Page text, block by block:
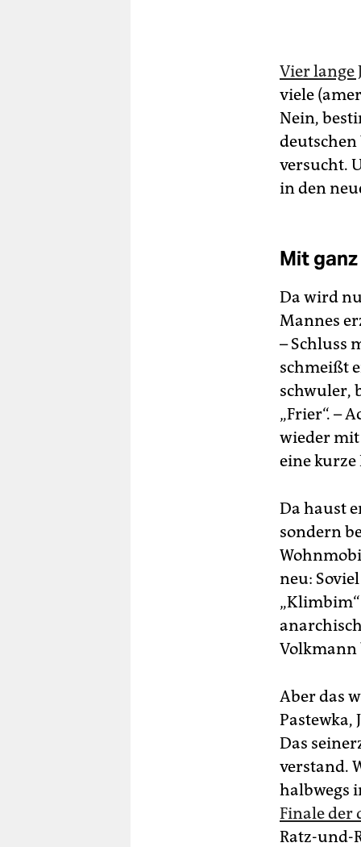
Vier lange
viele
Nein,
deutschen
versucht.
in den
Mit
Da wird
Mannes
– Schluss
schmeißt
schwuler,
„Frier“. –
wieder mit
eine
Da haust
sondern
neu:
Volkmann
Aber das
Pastewka,
Das
verstand.
halbwegs
Finale der
Ratz-und-